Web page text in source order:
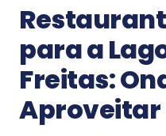
paisagens deslumbrantes:
dos principais polos
espet...
Blog Rio
Rodoviárias no Rio de
Completo, Horários e
para a
Freitas:
Aproveitar